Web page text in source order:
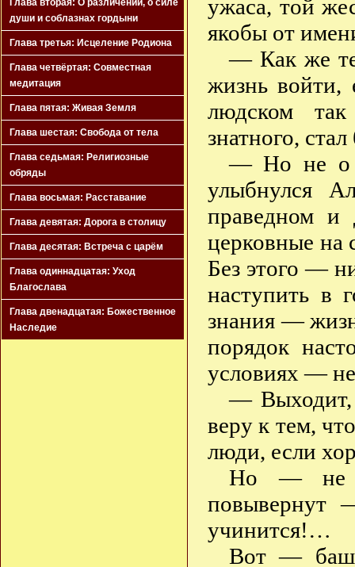
Глава вторая: О различении, о силе
души и соблазнах гордыни
Глава третья: Исцеление Родиона
Глава четвёртая: Совместная
медитация
Глава пятая: Живая Земля
Глава шестая: Свобода от тела
Глава седьмая: Религиозные
обряды
Глава восьмая: Расставание
Глава девятая: Дорога в столицу
Глава десятая: Встреча с царём
Глава одиннадцатая: Уход
Благослава
Глава двенадцатая: Божественное
Наследие
ужаса, той
якобы от
— Как же
жизнь войти,
людском
знатного,
— Но не о
улыбнулся
праведном
церковные на
Без этого —
наступить в
знания —
порядок
условиях —
— Выходит,
веру к тем,
люди, если
Но — не
повывернут
учинится!…
Вот —